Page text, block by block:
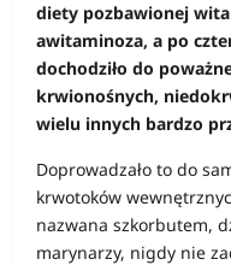
diety pozbawionej
awitaminoza, a po
dochodziło do
krwionośnych,
wielu innych bardzo
Doprowadzało to do
krwotoków
nazwana szkorbutem,
marynarzy, nigdy nie